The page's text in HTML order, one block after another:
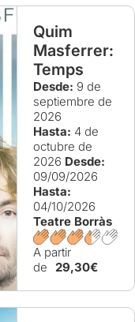
Quim
Masferrer:
Temps
Desde: 9 de
septiembre de
2026
Hasta: 4 de
octubre de
2026 Desde:
09/09/2026
Hasta:
04/10/2026
Teatre Borràs
A partir
de
29,30€